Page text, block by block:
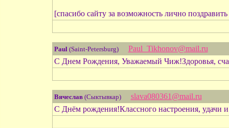
[спасибо сайту за возможность лично
Paul(Saint-Petersburg)
Paul_Tikhonov@mail.ru
С Днем Рождения, Уважаемый Чиж!Здоровья,
Вячеслав(Сыктывкар)
slava080361@mail.ru
С Днём рождения!Классного настроения, удачи